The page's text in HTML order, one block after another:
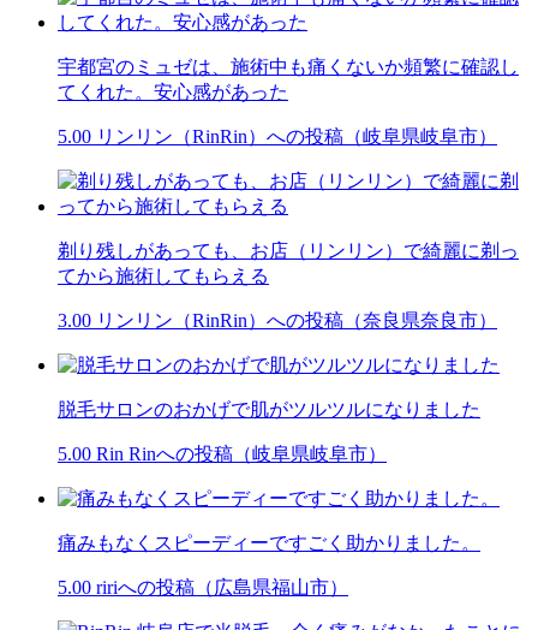
宇都宮のミュゼは、施術中も痛くないか頻繁に確認し
てくれた。安心感があった
5.00 リンリン（RinRin）への投稿（岐阜県岐阜市）
剃り残しがあっても、お店（リンリン）で綺麗に剃っ
てから施術してもらえる
3.00 リンリン（RinRin）への投稿（奈良県奈良市）
脱毛サロンのおかげで肌がツルツルになりました
5.00 Rin Rinへの投稿（岐阜県岐阜市）
痛みもなくスピーディーですごく助かりました。
5.00 ririへの投稿（広島県福山市）